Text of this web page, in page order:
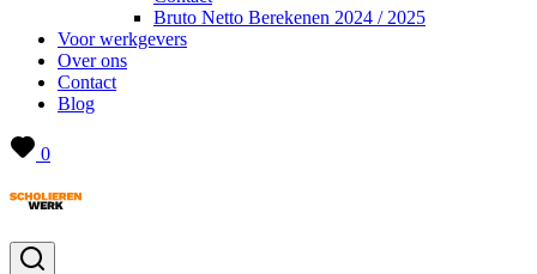
Bruto Netto Berekenen 2024 / 2025
Voor werkgevers
Over ons
Contact
Blog
0